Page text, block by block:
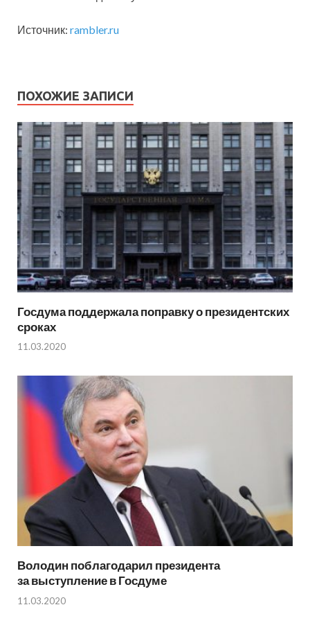
Источник: rambler.ru
ПОХОЖИЕ ЗАПИСИ
Госдума поддержала поправку о президентских
сроках
11.03.2020
Володин поблагодарил президента
за выступление в Госдуме
11.03.2020